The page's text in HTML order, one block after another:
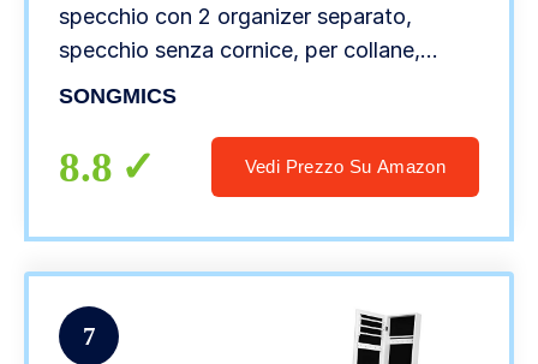
specchio con 2 organizer separato,
specchio senza cornice, per collane,
orecchini, trucco, bianco
SONGMICS
8.8 Vedi Prezzo Su Amazon
7